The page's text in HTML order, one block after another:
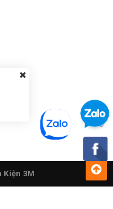
với phiên bản 12 LED
bật sáng toàn bộ
khiển
chân DI để tăng độ ổn
Kiện 3M